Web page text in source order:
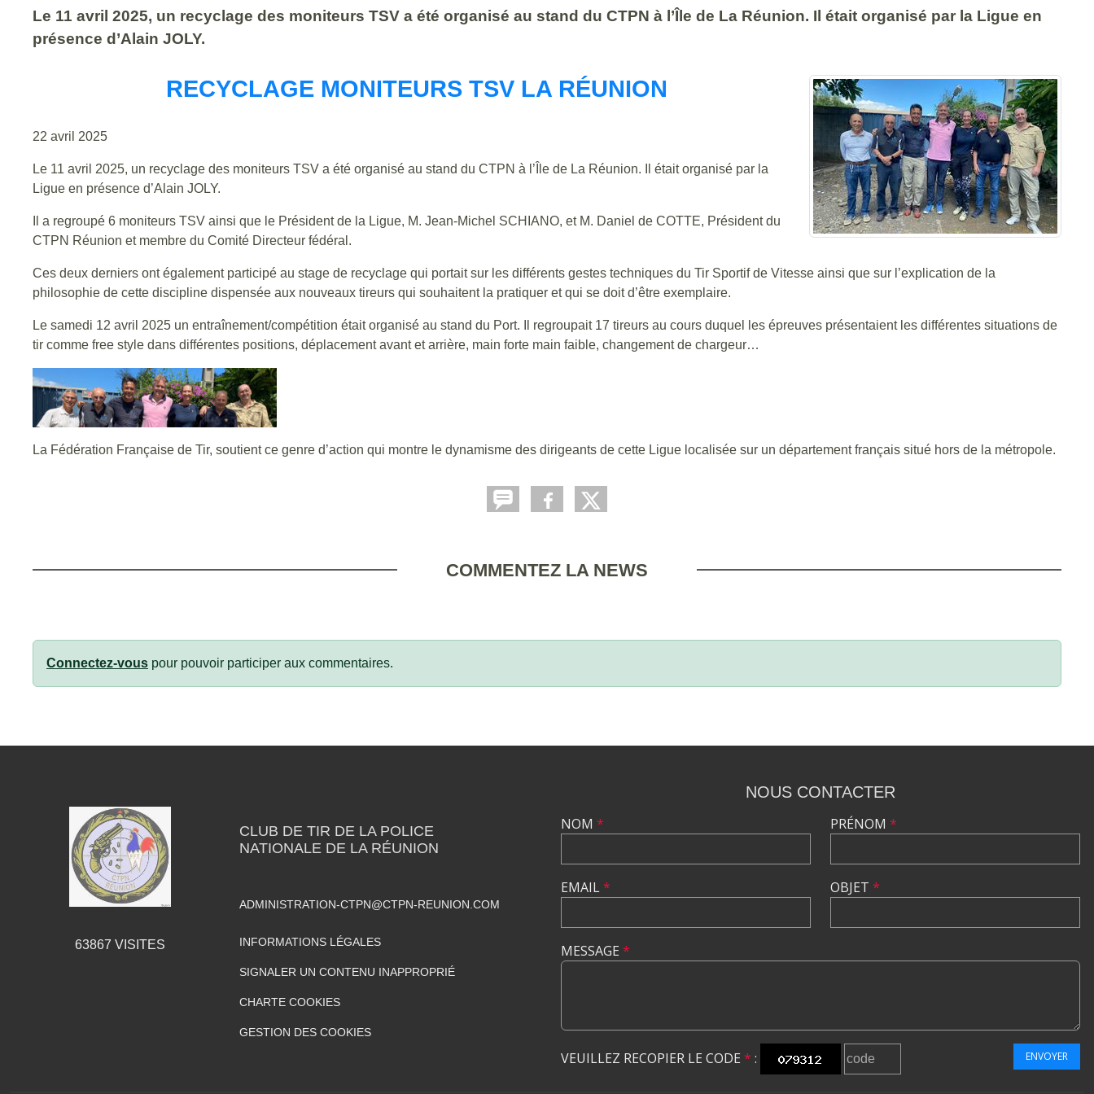
Le 11 avril 2025, un recyclage des moniteurs TSV a été organisé au stand du CTPN à l’Île de La Réunion. Il était organisé par la Ligue en
présence d’Alain JOLY.
RECYCLAGE MONITEURS TSV LA RÉUNION
22 avril 2025
Le 11 avril 2025, un recyclage des moniteurs TSV a été organisé au stand du CTPN à l’Île de La Réunion. Il était organisé par la
Ligue en présence d’Alain JOLY.
Il a regroupé 6 moniteurs TSV ainsi que le Président de la Ligue, M. Jean-Michel SCHIANO, et M. Daniel de COTTE, Président du
CTPN Réunion et membre du Comité Directeur fédéral.
Ces deux derniers ont également participé au stage de recyclage qui portait sur les différents gestes techniques du Tir Sportif de Vitesse ainsi que sur l’explication de la
philosophie de cette discipline dispensée aux nouveaux tireurs qui souhaitent la pratiquer et qui se doit d’être exemplaire.
Le samedi 12 avril 2025 un entraînement/compétition était organisé au stand du Port. Il regroupait 17 tireurs au cours duquel les épreuves présentaient les différentes situations de
tir comme free style dans différentes positions, déplacement avant et arrière, main forte main faible, changement de chargeur…
La Fédération Française de Tir, soutient ce genre d’action qui montre le dynamisme des dirigeants de cette Ligue localisée sur un département français situé hors de la métropole.
COMMENTEZ LA NEWS
Connectez-vous pour pouvoir participer aux commentaires.
63867 VISITES
CLUB DE TIR DE LA POLICE
NATIONALE DE LA RÉUNION
ADMINISTRATION-CTPN@CTPN-REUNION.COM
INFORMATIONS LÉGALES
SIGNALER UN CONTENU INAPPROPRIÉ
CHARTE COOKIES
GESTION DES COOKIES
NOUS CONTACTER
NOM *
EMAIL*
PRÉNOM *
OBJET *
MESSAGE *
VEUILLEZ RECOPIER LE CODE * : ENVOYER